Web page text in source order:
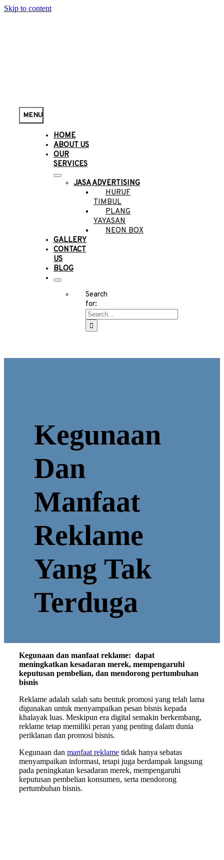
Skip to content
MENU
HOME
ABOUT US
OUR
SERVICES
JASA ADVERTISING
HURUF
TIMBUL
PLANG
YAYASAN
NEON BOX
GALLERY
CONTACT
US
BLOG
Search
for:
Kegunaan
Dan
Manfaat
Reklame
Yang Tak
Terduga
Kegunaan dan manfaat reklame: dapat
meningkatkan kesadaran merek, mempengaruhi
keputusan pembelian, dan mendorong pertumbuhan
bisnis
Reklame adalah salah satu bentuk promosi yang telah lama
digunakan untuk menyampaikan pesan bisnis kepada
khalayak luas. Meskipun era digital semakin berkembang,
reklame tetap memiliki peran yang penting dalam dunia
periklanan dan promosi bisnis.
Kegunaan dan manfaat reklame tidak hanya sebatas
menyampaikan informasi, tetapi juga berdampak langsung
pada peningkatan kesadaran merek, mempengaruhi
keputusan pembelian konsumen, serta mendorong
pertumbuhan bisnis.